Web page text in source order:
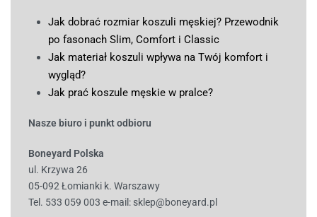
Jak dobrać rozmiar koszuli męskiej? Przewodnik
po fasonach Slim, Comfort i Classic
Jak materiał koszuli wpływa na Twój komfort i
wygląd?
Jak prać koszule męskie w pralce?
Nasze biuro i punkt odbioru
Boneyard Polska
ul. Krzywa 26
05-092 Łomianki k. Warszawy
Tel. 533 059 003 e-mail: sklep@boneyard.pl